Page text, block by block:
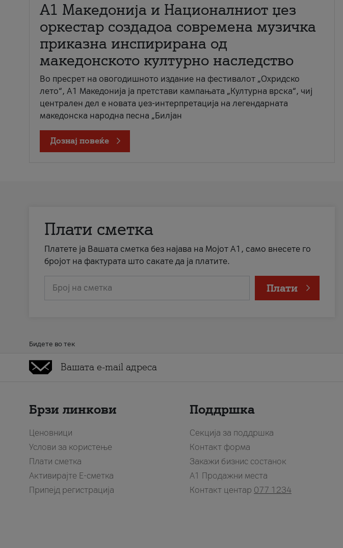
А1 Македонија и Националниот џез
оркестар создадоа современа музичка
приказна инспирирана од
македонското културно наследство
Во пресрет на овогодишното издание на фестивалот „Охридско
лето“, А1 Македонија ја претстави кампањата „Културна врска“, чиј
централен дел е новата џез-интерпретација на легендарната
македонска народна песна „Билјан
Дознај повеќе
Плати сметка
Платете ја Вашата сметка без најава на Мојот А1, само внесете го
бројот на фактурата што сакате да ја платите.
Број на сметка Плати
Бидете во тек
Брзи линкови
Ценовници
Услови за користење
Плати сметка
Активирајте Е-сметка
Припејд регистрација
Поддршка
Секција за поддршка
Контакт форма
Закажи бизнис состанок
A1 Продажни места
Контакт центар 077 1234